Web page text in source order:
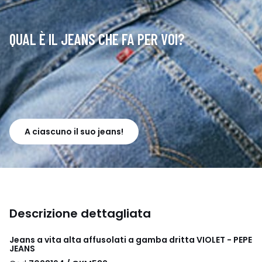
QUAL È IL JEANS CHE FA PER VOI?
A ciascuno il suo jeans!
Descrizione dettagliata
Jeans a vita alta affusolati a gamba dritta VIOLET - PEPE
JEANS